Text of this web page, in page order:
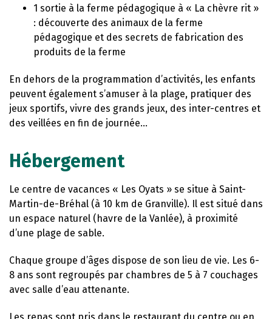
1 sortie à la ferme pédagogique à « La chèvre rit »
: découverte des animaux de la ferme
pédagogique et des secrets de fabrication des
produits de la ferme
En dehors de la programmation d’activités, les enfants
peuvent également s’amuser à la plage, pratiquer des
jeux sportifs, vivre des grands jeux, des inter-centres et
des veillées en fin de journée…
Hébergement
Le centre de vacances « Les Oyats » se situe à Saint-
Martin-de-Bréhal (à 10 km de Granville). Il est situé dans
un espace naturel (havre de la Vanlée), à proximité
d’une plage de sable.
Chaque groupe d’âges dispose de son lieu de vie. Les 6-
8 ans sont regroupés par chambres de 5 à 7 couchages
avec salle d’eau attenante.